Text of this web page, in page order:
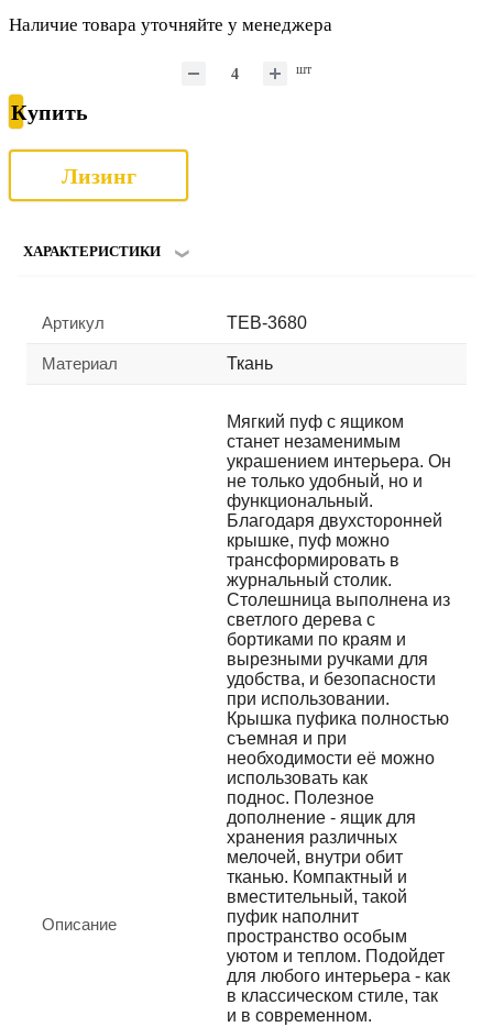
Наличие товара уточняйте у менеджера
шт
Купить
Лизинг
ХАРАКТЕРИСТИКИ
Артикул TEB-3680
Материал Ткань
Описание
Мягкий пуф с ящиком
станет незаменимым
украшением интерьера. Он
не только удобный, но и
функциональный.
Благодаря двухсторонней
крышке, пуф можно
трансформировать в
журнальный столик.
Столешница выполнена из
светлого дерева с
бортиками по краям и
вырезными ручками для
удобства, и безопасности
при использовании.
Крышка пуфика полностью
съемная и при
необходимости её можно
использовать как
поднос. Полезное
дополнение - ящик для
хранения различных
мелочей, внутри обит
тканью. Компактный и
вместительный, такой
пуфик наполнит
пространство особым
уютом и теплом. Подойдет
для любого интерьера - как
в классическом стиле, так
и в современном.